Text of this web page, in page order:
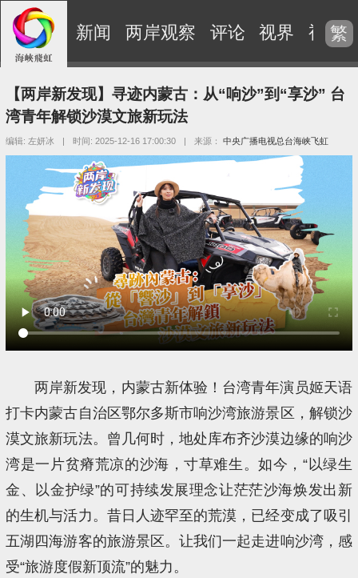
新闻 两岸观察 评论 视界 视频
繁
【两岸新发现】寻迹内蒙古：从“响沙”到“享沙” 台
湾青年解锁沙漠文旅新玩法
编辑: 左妍冰 | 时间: 2025-12-16 17:00:30 | 来源：中央广播电视总台海峡飞虹
两岸新发现，内蒙古新体验！台湾青年演员姬天语
打卡内蒙古自治区鄂尔多斯市响沙湾旅游景区，解锁沙
漠文旅新玩法。曾几何时，地处库布齐沙漠边缘的响沙
湾是一片贫瘠荒凉的沙海，寸草难生。如今，“以绿生
金、以金护绿”的可持续发展理念让茫茫沙海焕发出新
的生机与活力。昔日人迹罕至的荒漠，已经变成了吸引
五湖四海游客的旅游景区。让我们一起走进响沙湾，感
受“旅游度假新顶流”的魅力。